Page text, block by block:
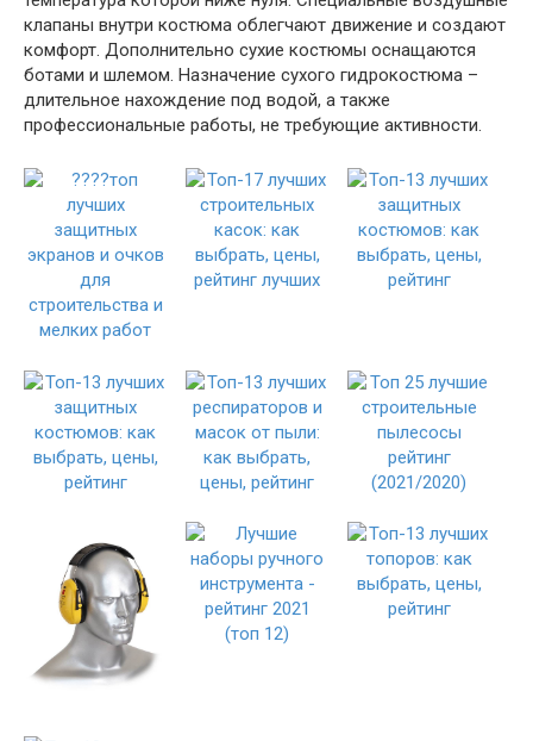
клапаны внутри костюма облегчают движение и создают
комфорт. Дополнительно сухие костюмы оснащаются
ботами и шлемом. Назначение сухого гидрокостюма –
длительное нахождение под водой, а также
профессиональные работы, не требующие активности.